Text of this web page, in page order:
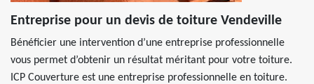
Entreprise pour un devis de toiture Vendeville
Bénéficier une intervention d’une entreprise professionnelle
vous permet d’obtenir un résultat méritant pour votre toiture.
ICP Couverture est une entreprise professionnelle en toiture.